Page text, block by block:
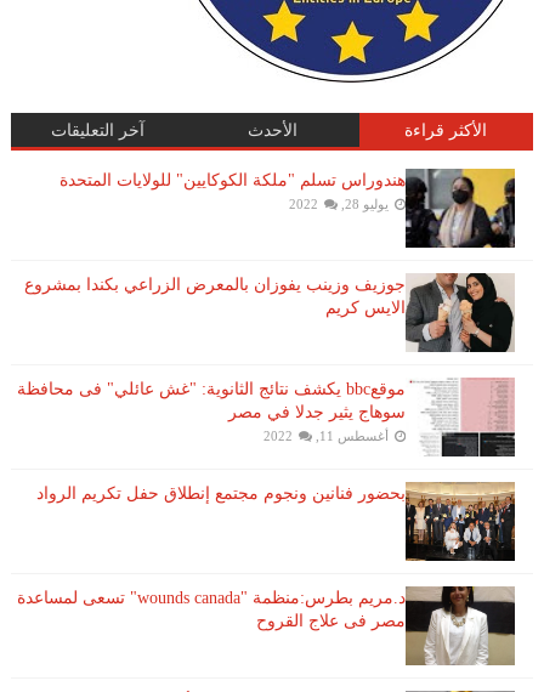
الأكثر قراءة الأحدث آخر التعليقات
هندوراس تسلم "ملكة الكوكايين" للولايات المتحدة
يوليو 28, 2022
جوزيف وزينب يفوزان بالمعرض الزراعي بكندا بمشروع
الايس كريم
موقعbbc يكشف نتائج الثانوية: "غش عائلي" فى محافظة
سوهاج يثير جدلا في مصر
أغسطس 11, 2022
بحضور فنانين ونجوم مجتمع إنطلاق حفل تكريم الرواد
د.مريم بطرس:منظمة "wounds canada" تسعى لمساعدة
مصر فى علاج القروح